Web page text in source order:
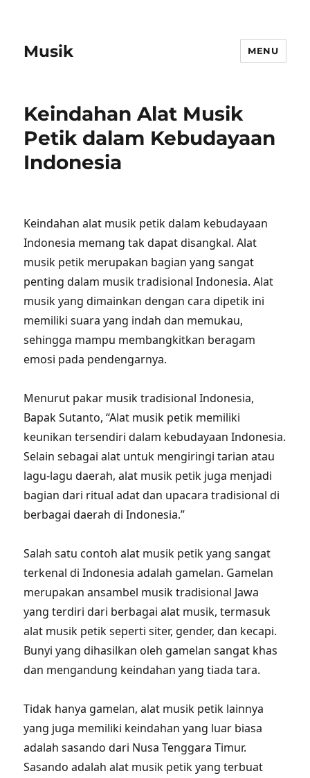
Musik MENU
Keindahan Alat Musik
Petik dalam Kebudayaan
Indonesia
Keindahan alat musik petik dalam kebudayaan
Indonesia memang tak dapat disangkal. Alat
musik petik merupakan bagian yang sangat
penting dalam musik tradisional Indonesia. Alat
musik yang dimainkan dengan cara dipetik ini
memiliki suara yang indah dan memukau,
sehingga mampu membangkitkan beragam
emosi pada pendengarnya.
Menurut pakar musik tradisional Indonesia,
Bapak Sutanto, “Alat musik petik memiliki
keunikan tersendiri dalam kebudayaan Indonesia.
Selain sebagai alat untuk mengiringi tarian atau
lagu-lagu daerah, alat musik petik juga menjadi
bagian dari ritual adat dan upacara tradisional di
berbagai daerah di Indonesia.”
Salah satu contoh alat musik petik yang sangat
terkenal di Indonesia adalah gamelan. Gamelan
merupakan ansambel musik tradisional Jawa
yang terdiri dari berbagai alat musik, termasuk
alat musik petik seperti siter, gender, dan kecapi.
Bunyi yang dihasilkan oleh gamelan sangat khas
dan mengandung keindahan yang tiada tara.
Tidak hanya gamelan, alat musik petik lainnya
yang juga memiliki keindahan yang luar biasa
adalah sasando dari Nusa Tenggara Timur.
Sasando adalah alat musik petik yang terbuat